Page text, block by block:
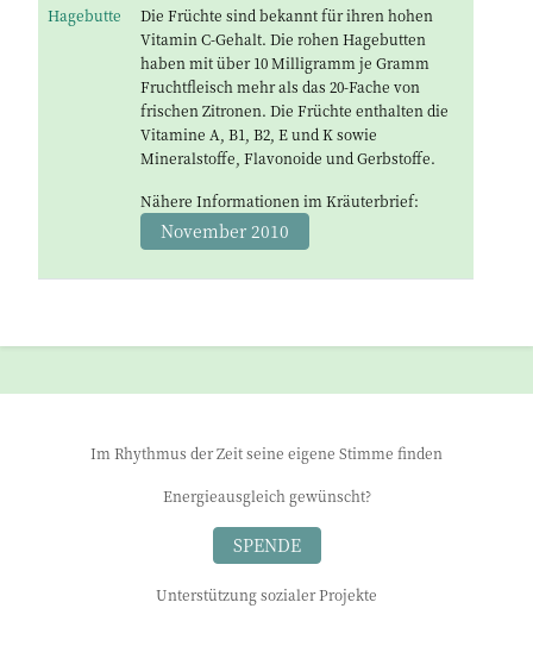
Hagebutte
Die Früchte sind bekannt für ihren hohen
Vitamin C-Gehalt. Die rohen Hagebutten
haben mit über 10 Milligramm je Gramm
Fruchtfleisch mehr als das 20-Fache von
frischen Zitronen. Die Früchte enthalten die
Vitamine A, B1, B2, E und K sowie
Mineralstoffe, Flavonoide und Gerbstoffe.
Nähere Informationen im Kräuterbrief:
November 2010
Im Rhythmus der Zeit seine eigene Stimme finden
Energieausgleich gewünscht?
SPENDE
Unterstützung sozialer Projekte